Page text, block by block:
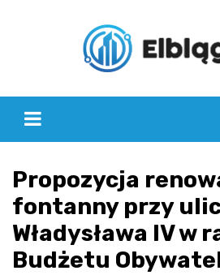
Propozycja
fontanny przy
Władysława IV w
Budżetu